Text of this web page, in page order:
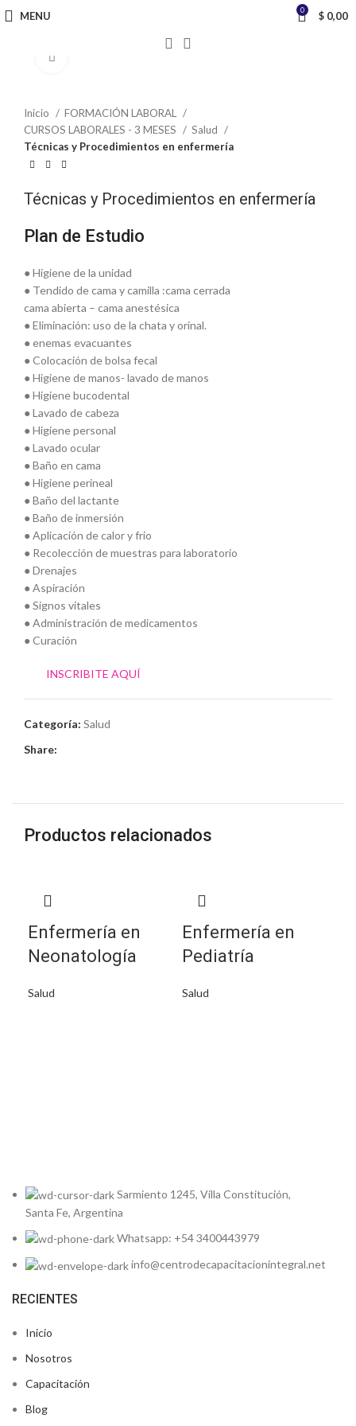
MENU 0 $ 0,00
Inicio
FORMACIÓN LABORAL
CURSOS LABORALES - 3 MESES
Salud
Técnicas y Procedimientos en enfermería
Técnicas y Procedimientos en enfermería
Plan de Estudio
● Higiene de la unidad
● Tendido de cama y camilla :cama cerrada
cama abierta – cama anestésica
● Eliminación: uso de la chata y orinal.
● enemas evacuantes
● Colocación de bolsa fecal
● Higiene de manos- lavado de manos
● Higiene bucodental
● Lavado de cabeza
● Higiene personal
● Lavado ocular
● Baño en cama
● Higiene perineal
● Baño del lactante
● Baño de inmersión
● Aplicación de calor y frio
● Recolección de muestras para laboratorio
● Drenajes
● Aspiración
● Signos vitales
● Administración de medicamentos
● Curación
INSCRIBITE AQUÍ
Categoría: Salud
Share:
Productos relacionados
Enfermería en
Neonatología
Salud
Enfermería en
Pediatría
Salud
Sarmiento 1245, Villa Constitución,
Santa Fe, Argentina
Whatsapp: +54 3400443979
info@centrodecapacitacionintegral.net
RECIENTES
Inicio
Nosotros
Capacitación
Blog